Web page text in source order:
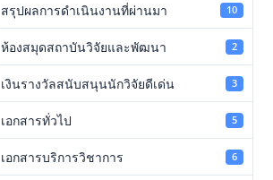
สรุปผลการดำเนินงานที่ผ่านมา 10
ห้องสมุดสถาบันวิจัยและพัฒนา 2
เงินรางวัลสนับสนุนนักวิจัยดีเด่น 3
เอกสารทั่วไป 5
เอกสารบริการวิชาการ 6